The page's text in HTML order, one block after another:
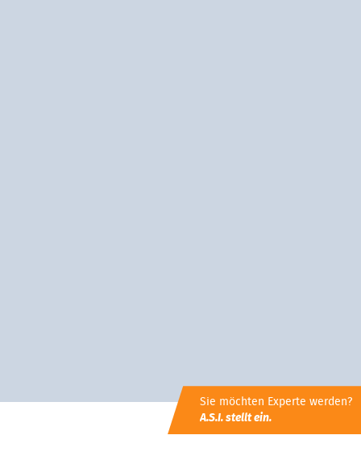
Sie möchten Experte werden?
A.S.I. stellt ein.